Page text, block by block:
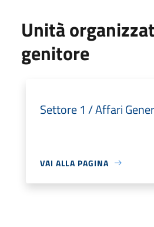
Unità
genitore
Settore 1 / Affari
VAI ALLA PAGINA